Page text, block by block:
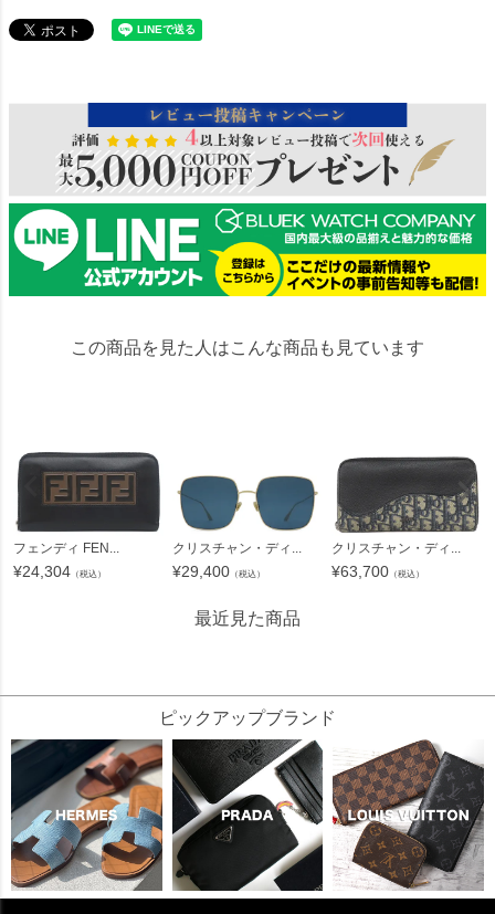
この商品を見た人はこんな商品も見ています
フェンディ FEN...
¥24,304 （税込）
クリスチャン・ディ...
¥29,400 （税込）
クリスチャン・ディ...
¥63,700 （税込）
最近見た商品
ピックアップブランド